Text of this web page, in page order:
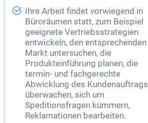
Ihre Arbeit findet vorwiegend in
Büroräumen statt, zum Beispiel
geeignete Vertriebsstrategien
entwickeln, den entsprechenden
Markt untersuchen, die
Produkteinführung planen, die
termin- und fachgerechte
Abwicklung des Kundenauftrags
überwachen, sich um
Speditionsfragen kümmern,
Reklamationen bearbeiten.